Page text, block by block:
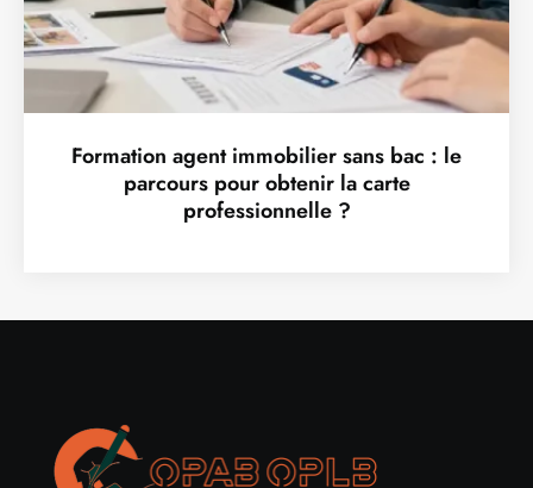
Formation agent immobilier sans bac : le
parcours pour obtenir la carte
professionnelle ?